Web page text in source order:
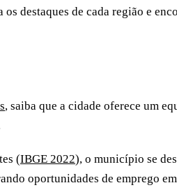
destaques de cada região e
, saiba que a cidade oferece um
(IBGE 2022), o município se
oportunidades de emprego